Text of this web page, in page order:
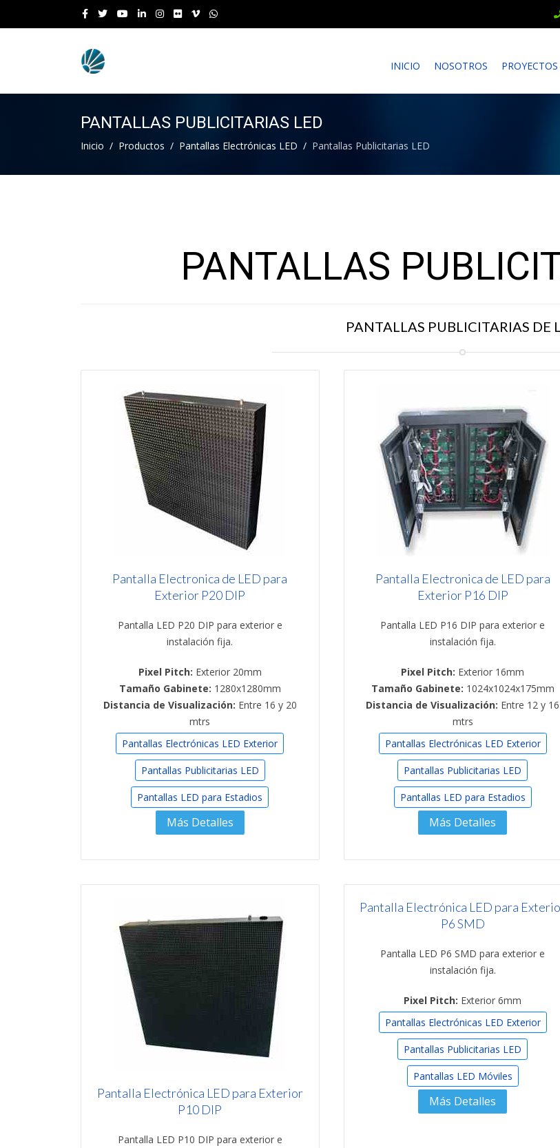
INICIO NOSOTROS PROYECTOS
PANTALLAS PUBLICITARIAS LED
Inicio Productos Pantallas Electrónicas LED Pantallas Publicitarias LED
PANTALLAS
PANTALLAS PUBLICITARIAS DE
Pantalla Electronica de LED para
Exterior P20 DIP
Pantalla LED P20 DIP para exterior e
instalación fija.
Pixel Pitch: Exterior 20mm
Tamaño Gabinete: 1280x1280mm
Distancia de Visualización: Entre 16 y 20
mtrs
Pantallas Electrónicas LED Exterior
Pantallas Publicitarias LED
Pantallas LED para Estadios
Más Detalles
Pantalla Electronica de LED para
Exterior P16 DIP
Pantalla LED P16 DIP para exterior e
instalación fija.
Pixel Pitch: Exterior 16mm
Tamaño Gabinete: 1024x1024x175mm
Distancia de Visualización: Entre 12 y 16
mtrs
Pantallas Electrónicas LED Exterior
Pantallas Publicitarias LED
Pantallas LED para Estadios
Más Detalles
Pantalla Electrónica LED para Exterior
P10 DIP
Pantalla LED P10 DIP para exterior e
Pantalla Electrónica LED para
P6 SMD
Pantalla LED P6 SMD para exterior e
instalación fija.
Pixel Pitch: Exterior 6mm
Pantallas Electrónicas LED Exterior
Pantallas Publicitarias LED
Pantallas LED Móviles
Más Detalles